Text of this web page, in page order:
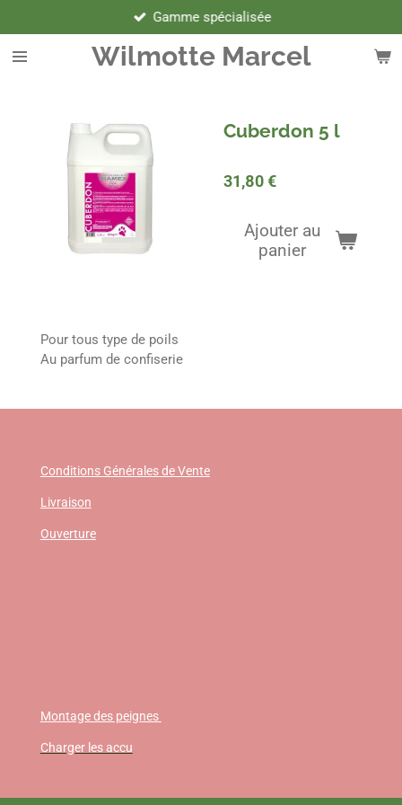
au
contenu
Wilmotte Marcel
Gamme spécialisée
Cuberdon 5 l
31,80 €
Ajouter au
panier
Pour tous type de poils
Au parfum de confiserie
Conditions Générales de Vente
Livraison
Ouverture
Montage des peignes
Charger les accu